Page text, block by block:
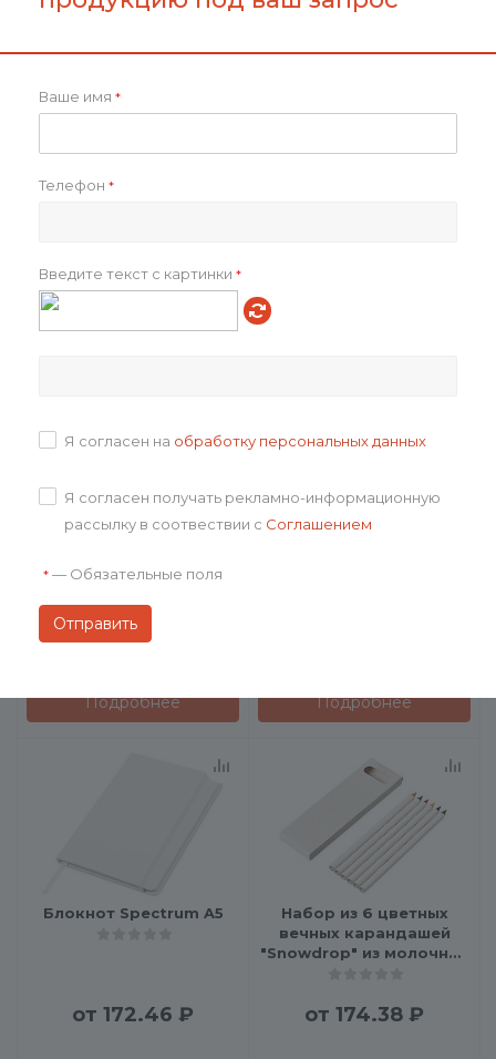
161₽
В корзину
от167.50 ₽
Подробнее Подробнее
Блокнот Spectrum A5
от 172.46 ₽
Набор из 6 цветных
вечных карандашей
"Snowdrop" из молочной
от 174.38 ₽
Ваше имя *
Телефон *
Введите текст с картинки *
Я согласен на обработку персональных данных
Я согласен получать рекламно-информационную
рассылку в соотвествии с Соглашением
* — Обязательные поля